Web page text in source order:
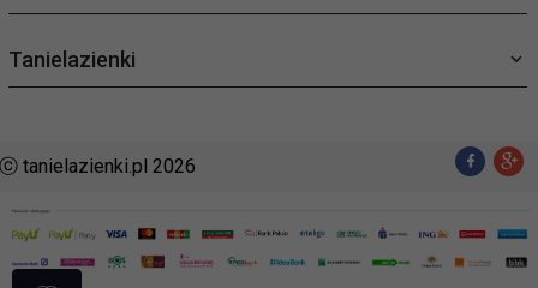
Tanielazienki
sklep@tanielazienki.pl
ⓒ tanielazienki.pl 2026